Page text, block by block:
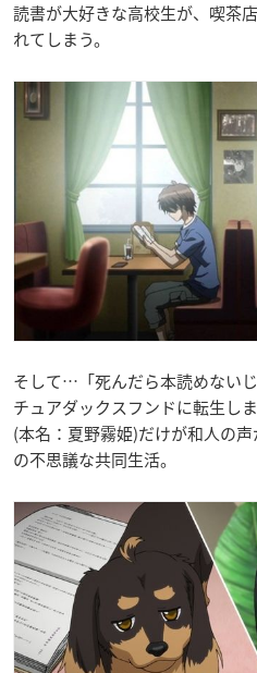
読書が大好きな高校生が、喫茶
れてしまう。
そして…「死んだら本読めない
チュアダックスフンドに転生し
(本名：夏野霧姫)だけが和人の
の不思議な共同生活。